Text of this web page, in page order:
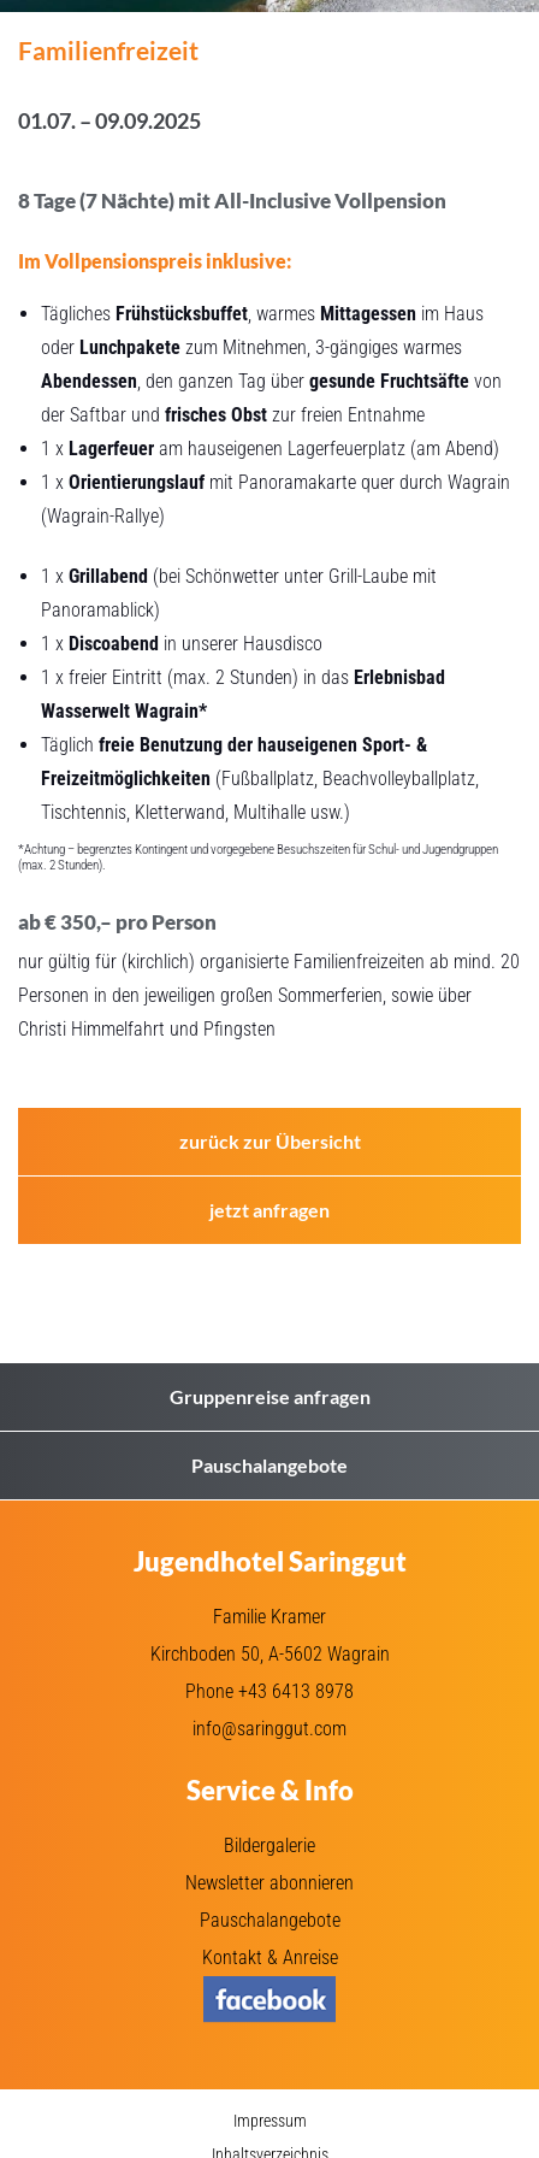
Familienfreizeit
01.07. – 09.09.2025
8 Tage (7 Nächte) mit All-Inclusive Vollpension
Im Vollpensionspreis inklusive:
Tägliches Frühstücksbuffet, warmes Mittagessen im Haus
oder Lunchpakete zum Mitnehmen, 3-gängiges warmes
Abendessen, den ganzen Tag über gesunde Fruchtsäfte von
der Saftbar und frisches Obst zur freien Entnahme
1 x Lagerfeuer am hauseigenen Lagerfeuerplatz (am Abend)
1 x Orientierungslauf mit Panoramakarte quer durch Wagrain
(Wagrain-Rallye)
1 x Grillabend (bei Schönwetter unter Grill-Laube mit
Panoramablick)
1 x Discoabend in unserer Hausdisco
1 x freier Eintritt (max. 2 Stunden) in das Erlebnisbad
Wasserwelt Wagrain*
Täglich freie Benutzung der hauseigenen Sport- &
Freizeitmöglichkeiten (Fußballplatz, Beachvolleyballplatz,
Tischtennis, Kletterwand, Multihalle usw.)
*Achtung – begrenztes Kontingent und vorgegebene Besuchszeiten für Schul- und Jugendgruppen
(max. 2 Stunden).
ab € 350,– pro Person
nur gültig für (kirchlich) organisierte Familienfreizeiten ab mind. 20
Personen in den jeweiligen großen Sommerferien, sowie über
Christi Himmelfahrt und Pfingsten
zurück zur Übersicht
jetzt anfragen
Gruppenreise anfragen
Pauschalangebote
Jugendhotel Saringgut
Familie Kramer
Kirchboden 50, A-5602 Wagrain
Phone +43 6413 8978
info@saringgut.com
Service & Info
Bildergalerie
Newsletter abonnieren
Pauschalangebote
Kontakt & Anreise
Impressum